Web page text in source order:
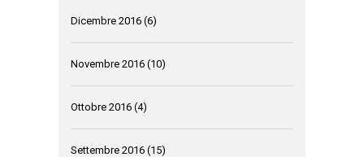
Dicembre 2016 (6)
Novembre 2016 (10)
Ottobre 2016 (4)
Settembre 2016 (15)